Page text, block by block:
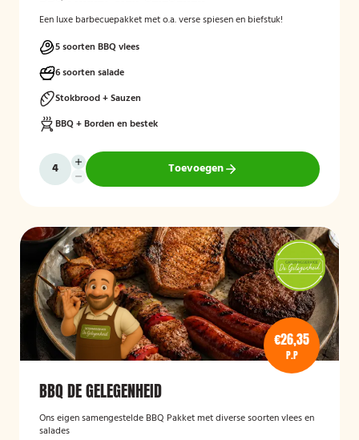
Een luxe barbecuepakket met o.a. verse spiesen en biefstuk!
5 soorten BBQ vlees
6 soorten salade
Stokbrood + Sauzen
BBQ + Borden en bestek
Toevoegen
€26,35
P.P
BBQ DE GELEGENHEID
Ons eigen samengestelde BBQ Pakket met diverse soorten vlees en
salades